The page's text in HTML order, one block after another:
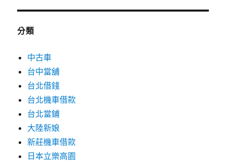
分類
中古車
台中當舖
台北借錢
台北機車借款
台北當鋪
大陸新娘
新莊機車借款
日本立樂高園